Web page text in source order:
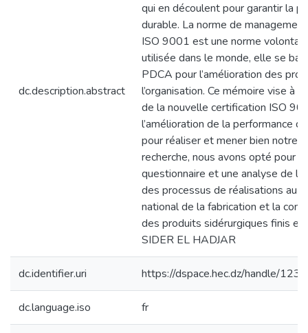
dc.description.abstract
qui en découlent pour garantir la
durable. La norme de
ISO 9001 est une norme
utilisée dans le monde, elle se
PDCA pour l’amélioration des
l’organisation. Ce mémoire vise à
de la nouvelle certification ISO
l’amélioration de la performance
pour réaliser et mener bien notre
recherche, nous avons opté pour
questionnaire et une analyse de la
des processus de réalisations au
national de la fabrication et la
des produits sidérurgiques finis et
SIDER EL HADJAR
dc.identifier.uri https://dspace.hec.dz/handle/
dc.language.iso fr